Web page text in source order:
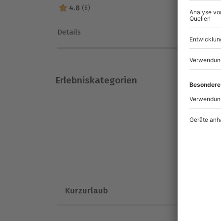
4.8 von 5 Sternen basierend auf 6 Bewertungen
4.8 (6)
Details
Erlebniskategorien
Kurzurlaub